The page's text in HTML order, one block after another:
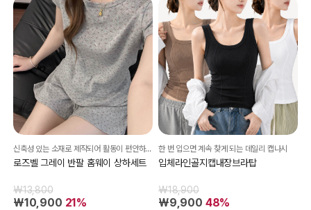
신축성 있는 소재로 제작되어 활동이 편안하며, 반팔 티셔츠와 밴딩팬츠 구성으로 부담없이 착용하기 좋아요.
로즈벨 그레이 반팔 홈웨이 상하세트
₩13,800
₩10,900 21%
한 번 입으면 계속 찾게 되는 데일리 캡나시
입체라인골지캡내장브라탑
₩18,900
₩9,900 48%